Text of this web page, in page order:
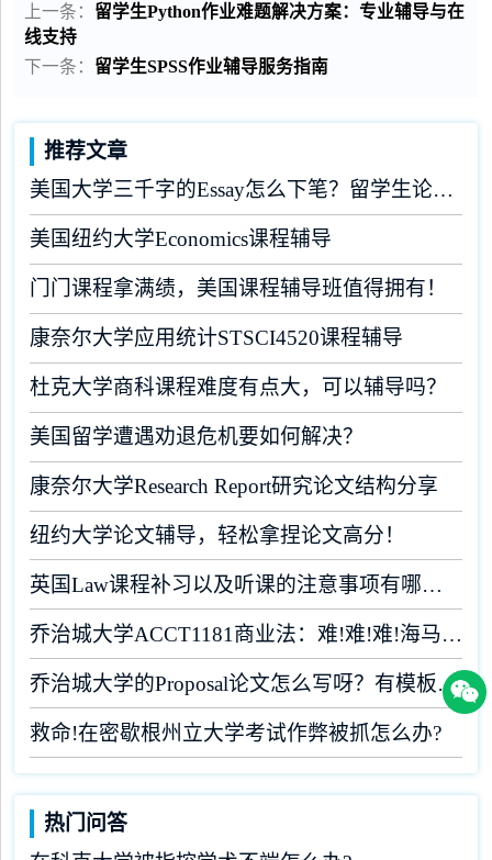
上一条： 留学生Python作业难题解决方案：专业辅导与在
线支持
下一条： 留学生SPSS作业辅导服务指南
推荐文章
美国大学三千字的Essay怎么下笔？留学生论文辅导
美国纽约大学Economics课程辅导
门门课程拿满绩，美国课程辅导班值得拥有！
康奈尔大学应用统计STSCI4520课程辅导
杜克大学商科课程难度有点大，可以辅导吗？
美国留学遭遇劝退危机要如何解决？
康奈尔大学Research Report研究论文结构分享
纽约大学论文辅导，轻松拿捏论文高分！
英国Law课程补习以及听课的注意事项有哪些？
乔治城大学ACCT1181商业法：难!难!难!海马课堂助你闯关
乔治城大学的Proposal论文怎么写呀？有模板吗？
救命!在密歇根州立大学考试作弊被抓怎么办?
热门问答